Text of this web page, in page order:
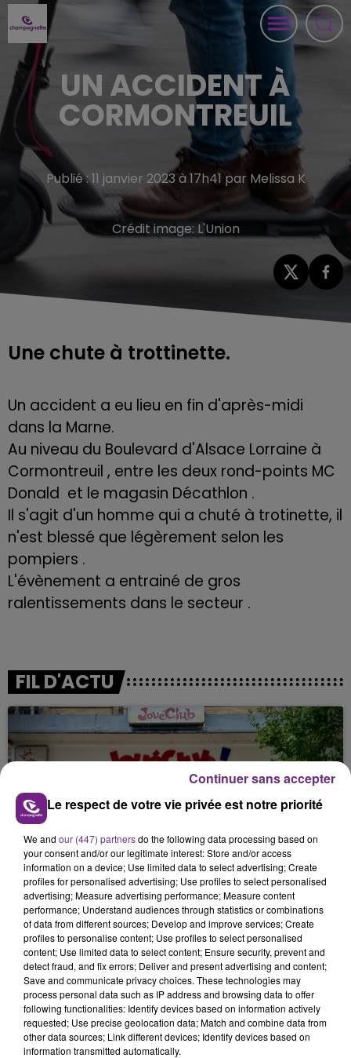
UN ACCIDENT À
CORMONTREUIL
Publié : 11 janvier 2023 à 17h41 par Melissa K
Crédit image: L'Union
Une chute à trottinette.
Un accident a eu lieu en fin d'après-midi
dans la Marne.
Au niveau du Boulevard d'Alsace Lorraine à
Cormontreuil , entre les deux rond-points MC
Donald et le magasin Décathlon .
Il s'agit d'un homme qui a chuté à trotinette, il
n'est blessé que légèrement selon les
pompiers .
L'évènement a entrainé de gros
ralentissements dans le secteur .
FIL D'ACTU
10h16
LE MAGASIN JOUÉCLUB DE REIMS FERME
SES PORTES
C'était l'une des institutions du centre-ville
rémois. Le magasin JouéClub est contraint de
fermer ses portes.
9h22
UNE JEUNE AUTOMOBILISTE GRIÈVEMENT
Le respect de votre vie privée est notre priorité
We and our (447) partnersdo the following data processing based on
your consent and/or our legitimate interest: Store and/or access
information on a device; Use limited data to select advertising; Create
profiles for personalised advertising; Use profiles to select personalised
advertising; Measure advertising performance; Measure content
performance; Understand audiences through statistics or combinations
of data from different sources; Develop and improve services; Create
profiles to personalise content; Use profiles to select personalised
content; Use limited data to select content; Ensure security, prevent and
detect fraud, and fix errors; Deliver and present advertising and content;
Save and communicate privacy choices. These technologies may
process personal data such as IP address and browsing data to offer
following functionalities: Identify devices based on information actively
requested; Use precise geolocation data; Match and combine data from
other data sources; Link different devices; Identify devices based on
information transmitted automatically.
Continuer sans accepter